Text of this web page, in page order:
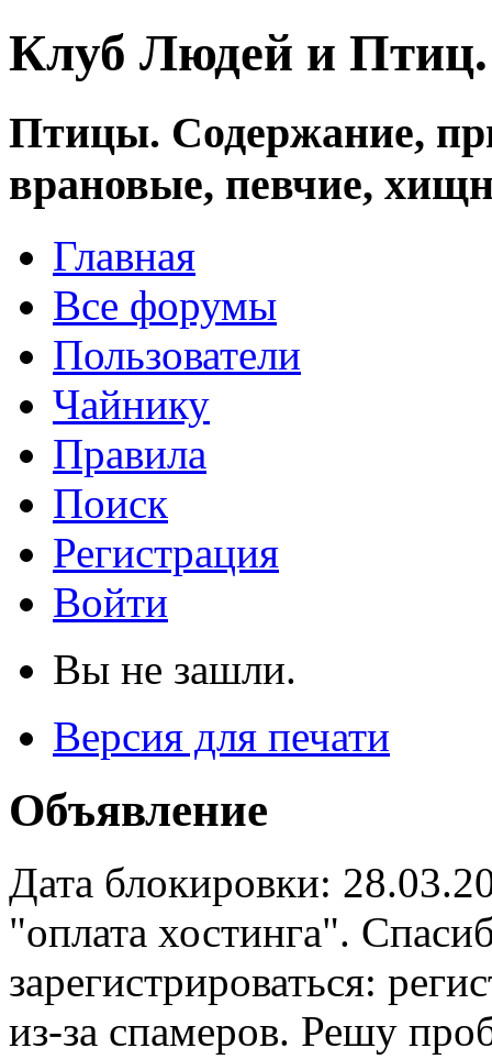
Клуб Людей и
Птицы. Содержание,
врановые, певчие,
Главная
Все форумы
Пользователи
Чайнику
Правила
Поиск
Регистрация
Войти
Вы не зашли.
Версия для печати
Объявление
Дата блокировки:
"оплата хостинга".
зарегистрироваться:
из-за спамеров. Решу